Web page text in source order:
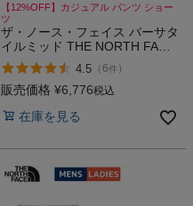
【12%OFF】カジュアル パンツ ショー
ツ
ザ・ノース・フェイス バーサタ
イルミッド THE NORTH FACE
Versatile Mid
4.5 （ 6件 ）
販売価格 ¥6,776税込
在庫を見る